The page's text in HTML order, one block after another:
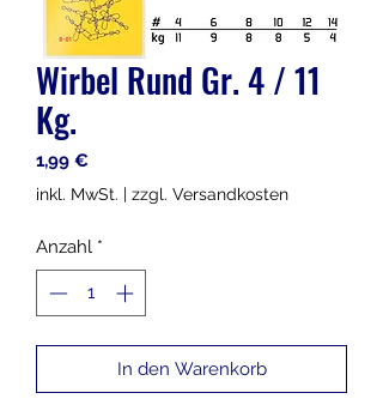
Wirbel Rund Gr. 4 / 11
Kg.
1,99 €Preis
inkl. MwSt. | zzgl. Versandkosten
Anzahl *
In den Warenkorb